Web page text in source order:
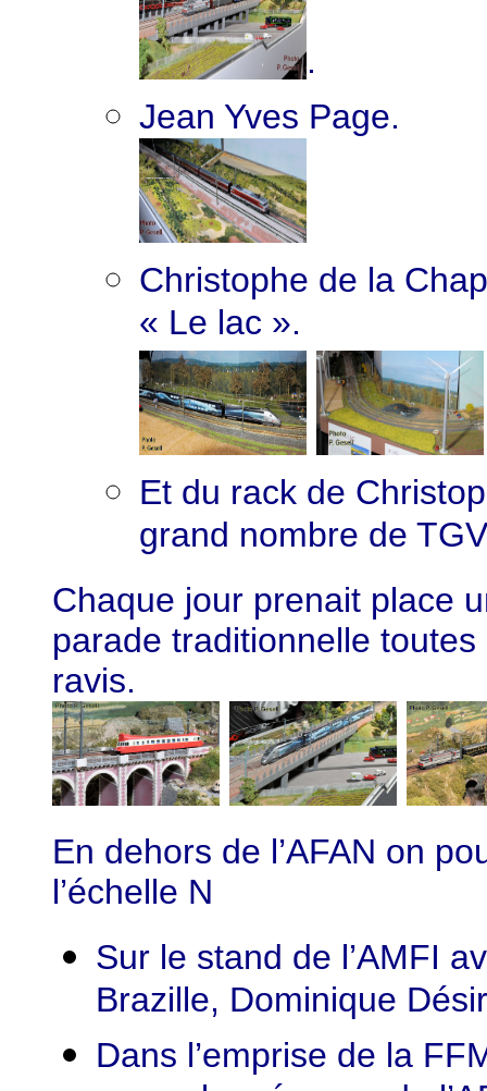
.
Jean Yves Page.
Christophe de la
« Le lac ».
Et du rack de
grand nombre de
Chaque jour prenait place
parade traditionnelle
ravis.
En dehors de l’AFAN on
l’échelle N
Sur le stand de l’AMFI
Brazille, Dominique
Dans l’emprise de la